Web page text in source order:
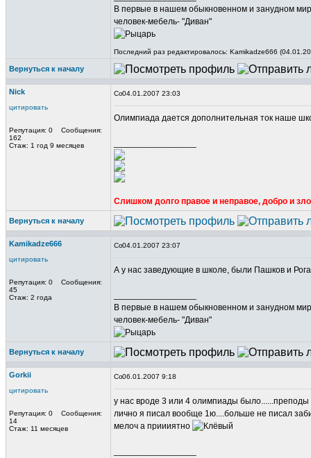
В первые в нашем обыкновенном и занудном
человек-мебель- "Диван"
Последний раз редактировалось: Kamikadze666
Вернуться к началу
Nick
цитировать
Репутация: 0 Сообщения:
162
Стаж: 1 год 9 месяцев
04.01.2007 23:03
Олимпиада дается дополнительная ток наше
Слишком долго правое и неправое, добро и
Вернуться к началу
Kamikadze666
цитировать
Репутация: 0 Сообщения:
45
Стаж: 2 года
04.01.2007 23:07
А у нас заведующие в школе, были Пашков и
В первые в нашем обыкновенном и занудном
человек-мебель- "Диван"
Вернуться к началу
Gorkii
цитировать
Репутация: 0 Сообщения:
14
Стаж: 11 месяцев
06.01.2007 9:18
у нас вроде 3 или 4 олимпиады было......преподы
лично я писал вообще 1ю....больше не писал
мелоч а приииятно